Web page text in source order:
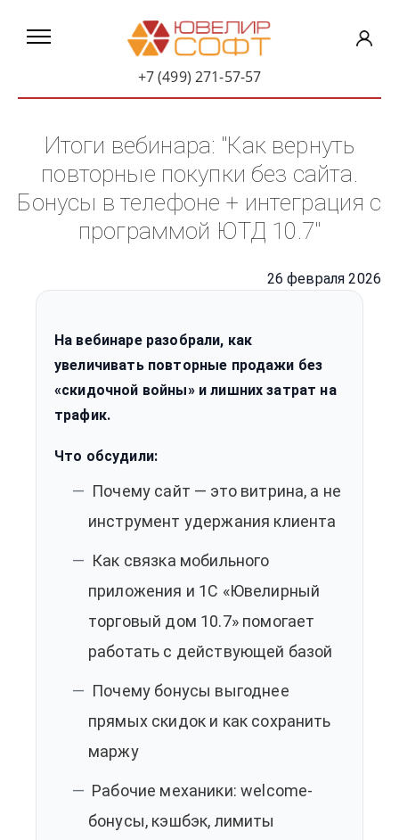
+7 (499) 271-57-57
Итоги вебинара: "Как вернуть
повторные покупки без сайта.
Бонусы в телефоне + интеграция с
программой ЮТД 10.7"
26 февраля 2026
На вебинаре разобрали, как
увеличивать повторные продажи без
«скидочной войны» и лишних затрат на
трафик.
Что обсудили:
Почему сайт — это витрина, а не
инструмент удержания клиента
Как связка мобильного
приложения и 1С «Ювелирный
торговый дом 10.7» помогает
работать с действующей базой
Почему бонусы выгоднее
прямых скидок и как сохранить
маржу
Рабочие механики: welcome-
бонусы, кэшбэк, лимиты